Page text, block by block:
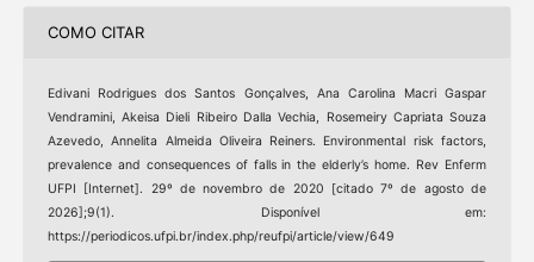
COMO CITAR
Edivani Rodrigues dos Santos Gonçalves, Ana Carolina Macri Gaspar
Vendramini, Akeisa Dieli Ribeiro Dalla Vechia, Rosemeiry Capriata Souza
Azevedo, Annelita Almeida Oliveira Reiners. Environmental risk factors,
prevalence and consequences of falls in the elderly’s home. Rev Enferm
UFPI [Internet]. 29º de novembro de 2020 [citado 7º de agosto de
2026];9(1). Disponível em:
https://periodicos.ufpi.br/index.php/reufpi/article/view/649